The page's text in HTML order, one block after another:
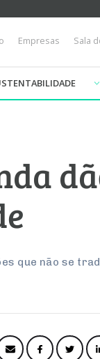
Empresas Sala
que não se